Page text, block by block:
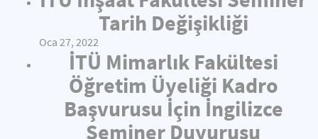
Tarih Değişikliği
Oca 27, 2022
İTÜ Mimarlık Fakültesi
Öğretim Üyeliği Kadro
Başvurusu İçin İngilizce
Seminer Duyurusu